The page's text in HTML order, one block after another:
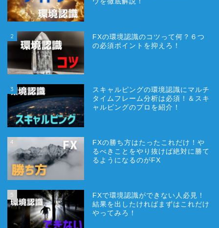
2
FXの環境認識のコツって何？６つ
の必須ポイントを抑えろ！
3
スキャルピングの環境認識にマルチ
タイムフレーム分析は必須！＆スキ
ャルピングのプロを紹介！
4
FXの勝ち方はたったこれだけ！や
るべきことをやり抜けば絶対に勝て
るようになるのがFX
5
FXで環境認識ができない人必見！
結果を出したければまずはこれだけ
やってみろ！